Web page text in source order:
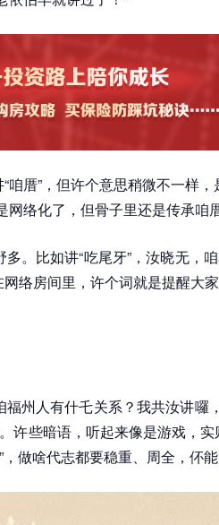
厝”，但许个意思稍微不一样，
络化了，但骨子里还是传承咱
。比如讲“吃尾牙”，汝晓无，
络房间里，许个词就是提醒大
州人有什乇关系？我共汝讲囉，
许些暗语，听起来像是游戏，实
做啥代志都要稳重、周全，伓能